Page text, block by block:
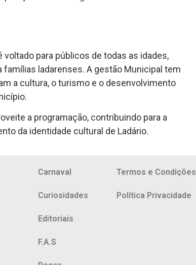
para públicos de todas as idades,
ladarenses. A gestão Municipal tem
a cultura, o turismo e o desenvolvimento
a programação, contribuindo para a
da identidade cultural de Ladário.
Carnaval
Curiosidades
Editoriais
F.A.S
Termos e Condições
Política Privacidade